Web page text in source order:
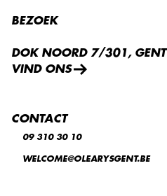
BEZOEK
DOK NOORD 7/301, GENT
VIND ONS
CONTACT
09 310 30 10
WELCOME@OLEARYSGENT.BE